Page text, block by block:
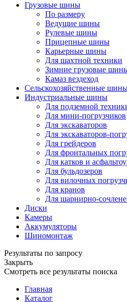
Грузовые шины
По размеру
Ведущие шины
Рулевые шины
Прицепные шины
Карьерные шины
Для шахтной техники
Зимние грузовые
Камаз вездеход
Сельскохозяйственные
Индустриальные шины
Для подземной
Для мини-погрузчиков
Для экскаваторов
Для экскаваторов-
Для грейдеров
Для фронтальных
Для катков и
Для бульдозеров
Для вилочных
Для кранов
Для шарнирно-
Диски
Камеры
Аккумуляторы
Шиномонтаж
Результаты по запросу
Закрыть
Смотреть все результаты поиска
Главная
Каталог